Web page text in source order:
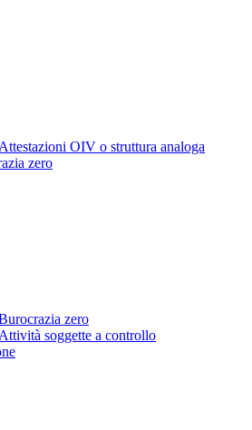
Attestazioni OIV o struttura analoga
zero
zero
Attività soggette a controllo